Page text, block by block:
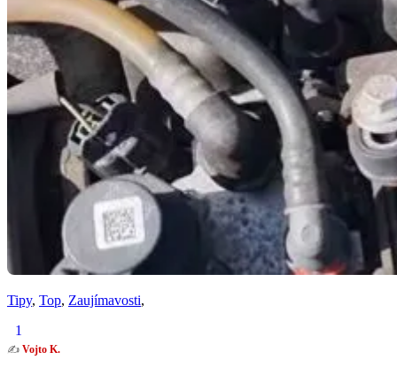
Tipy, Top, Zaujímavosti,
1
✍️ Vojto K.